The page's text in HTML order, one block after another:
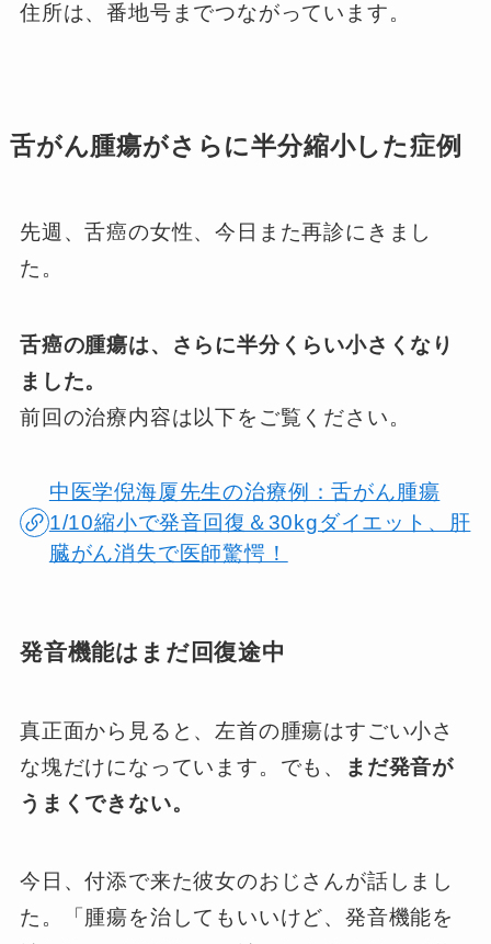
住所は、番地号までつながっています。
舌がん腫瘍がさらに半分縮小した症例
先週、舌癌の女性、今日また再診にきまし
た。
舌癌の腫瘍は、さらに半分くらい小さくなり
ました。
前回の治療内容は以下をご覧ください。
中医学倪海厦先生の治療例：舌がん腫瘍
1/10縮小で発音回復＆30kgダイエット、肝
臓がん消失で医師驚愕！
発音機能はまだ回復途中
真正面から見ると、左首の腫瘍はすごい小さ
な塊だけになっています。でも、
まだ発音が
うまくできない。
今日、付添で来た彼女のおじさんが話しまし
た。「腫瘍を治してもいいけど、発音機能を